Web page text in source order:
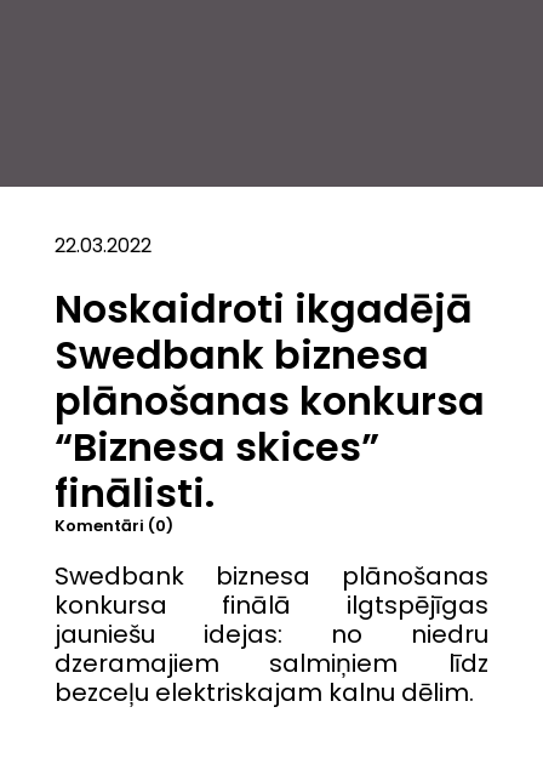
22.03.2022
Noskaidroti ikgadējā
Swedbank biznesa
plānošanas konkursa
“Biznesa skices”
finālisti.
Komentāri (0)
Swedbank biznesa plānošanas
konkursa finālā ilgtspējīgas
jauniešu idejas: no niedru
dzeramajiem salmiņiem līdz
bezceļu elektriskajam kalnu dēlim.